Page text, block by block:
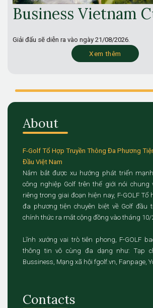
Business Vietnam
Giải đấu sẽ diễn ra vào ngày 21/08/2026.
Xem thêm
About
F-Golf Tổ Hợp Truyền Thông Đa Phương
Đầu Việt Nam
Nắm bắt được xu hướng phát triển
công nghiệp Golf trên thế giới nói chung
riêng trong giai đoạn hiện nay, F-GOLF Tổ
đa phương tiện chuyên biệt về Golf đầu
chính thức ra mắt cộng đồng vào tháng 10/
Lĩnh xướng vai trò tiên phong, F-GOLF
thông tin vô cùng đa dạng như: Tạp
Bussiness, Mạng xã hội fgolf.vn, Fanpage,
Contacts